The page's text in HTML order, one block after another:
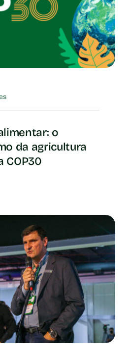
o
da agricultura
COP30